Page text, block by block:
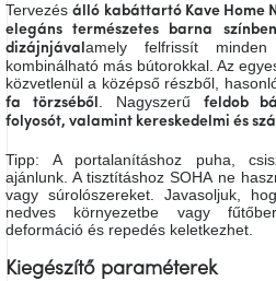
A
tűz
mellett
ülve
belső
tér
Woodman
Tervezésálló kabáttartó Kave Home
elegáns természetes barna színben
dizájnjávalamely felfrissít
kombinálható más bútorokkal. Az
közvetlenül a középső részből,
fa törzséből. Nagyszerű feldob
folyosót, valamint kereskedelmi és
Tipp: A portalanításhoz puha,
ajánlunk. A tisztításhoz SOHA ne
vagy súrolószereket. Javasoljuk,
nedves környezetbe vagy
deformáció és repedés keletkezhet.
Kiegészítő paraméterek